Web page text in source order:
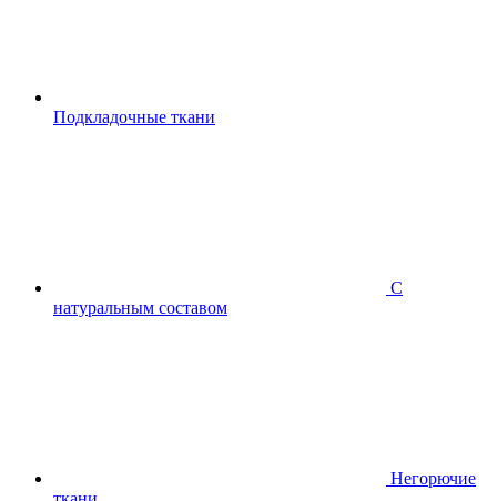
Подкладочные ткани
С
натуральным составом
Негорючие